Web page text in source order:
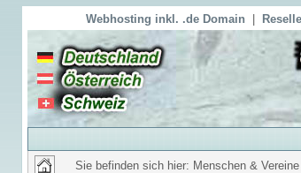
Webhosting inkl. .de Domain
Sie befinden sich hier: Menschen &